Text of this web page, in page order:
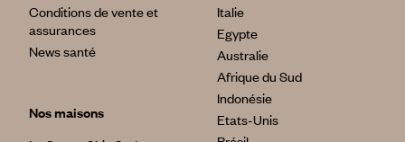
Conditions de vente et
assurances
News santé
Nos maisons
Italie
Egypte
Australie
Afrique du Sud
Indonésie
Etats-Unis